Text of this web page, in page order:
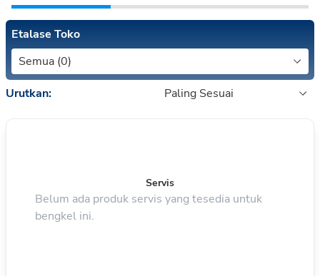
Etalase Toko
Semua (0)
Urutkan: Paling Sesuai
Servis
Belum ada produk servis yang tesedia untuk
bengkel ini.